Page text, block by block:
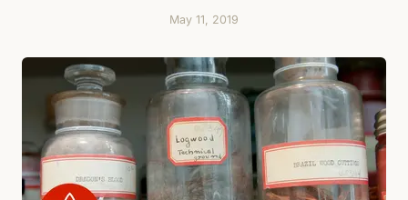
May 11, 2019